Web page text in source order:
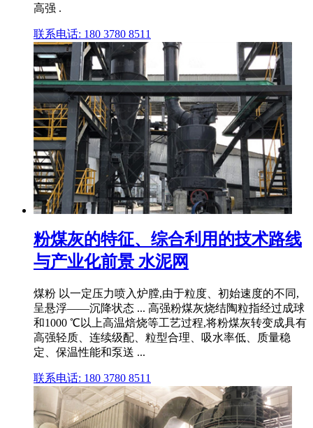
高强 .
联系电话: 180 3780 8511
粉煤灰的特征、综合利用的技术路线
与产业化前景 水泥网
煤粉 以一定压力喷入炉膛,由于粒度、初始速度的不同,
呈悬浮——沉降状态 ... 高强粉煤灰烧结陶粒指经过成球
和1000 ℃以上高温焙烧等工艺过程,将粉煤灰转变成具有
高强轻质、连续级配、粒型合理、吸水率低、质量稳
定、保温性能和泵送 ...
联系电话: 180 3780 8511